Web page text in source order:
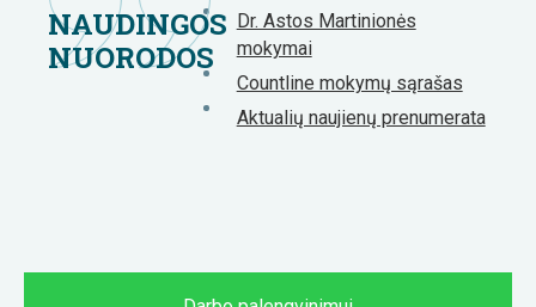
NAUDINGOS
NUORODOS
Dr. Astos Martinionės
mokymai
Countline mokymų sąrašas
Aktualių naujienų prenumerata